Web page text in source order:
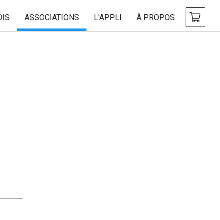
ASSOCIATIONS L'APPLI À PROPOS